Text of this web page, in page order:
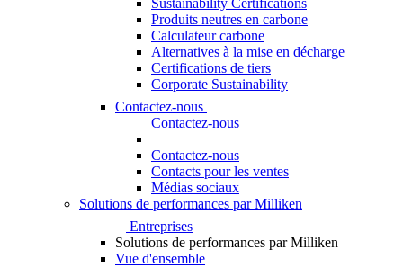
Produits neutres en carbone
Calculateur carbone
Alternatives à la mise en décharge
Certifications de tiers
Corporate Sustainability
Contactez-nous
Contactez-nous
Contactez-nous
Contacts pour les ventes
Médias sociaux
Solutions de performances par Milliken
Entreprises
Solutions de performances par Milliken
Vue d'ensemble